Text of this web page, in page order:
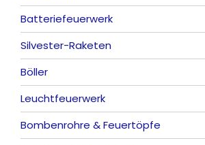
Alle anzeigen
Batteriefeuerwerk
Alle anzeigen
Silvester-Raketen
Alle anzeigen
Böller
Alle anzeigen
China-Böller
Leuchtfeuerwerk
Alle anzeigen
Bombenrohre & Feuertöpfe